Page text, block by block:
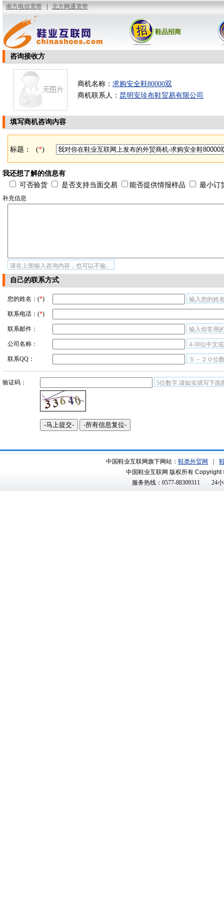
鞋品招商
咨询接收方
商机名称： 求购安全鞋80000双
商机联系人： 昆明安珍布鞋贸易有限公司
填写商机咨询内容
标题： (*)
我还想了解的信息有
可否验货
是否支持当面交易 能否提供情报样品 最小订
补充信息
请在上面输入咨询内容，也可以不输。
自己的联系方式
您的姓名：(*) 输入您的姓
联系电话：(*)
联系邮件： 输入你常用
公司名称： 4-30位中文
联系QQ： ５－２０位
验证码： 5位数字,请如实填写下面
中国鞋业互联网旗下网站： 鞋类外贸网
中国鞋业互联网 版权所有 Copyright
服务热线：0577-88309311
24